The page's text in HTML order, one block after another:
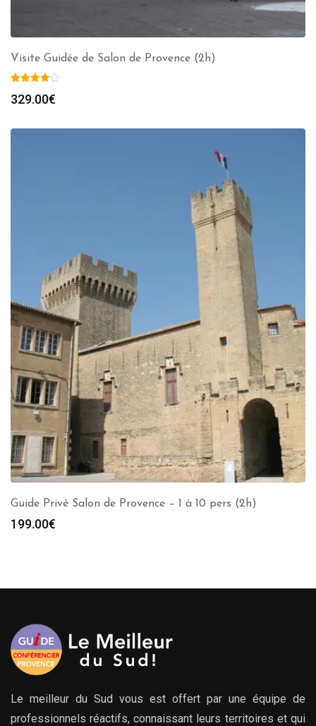
Visite Guidée de Salon de Provence (2h)
329.00€
Guide Privé Salon de Provence – 1 à 10 pers (2h)
199.00€
Le meilleur du Sud vous est offert par une équipe de
professionnels réactifs, connaissant leurs territoires et qui